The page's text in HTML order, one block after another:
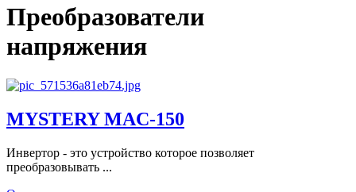
Преобразователи
напряжения
MYSTERY MAC-150
Инвертор - это устройство которое позволяет
преобразовывать ...